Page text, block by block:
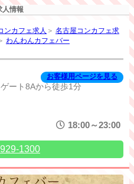
人情報
ンカフェ求人 ＞ 名古屋コンカフェ求
わんわんカフェバー
ゲート8Aから徒歩1分
お客様用ページを見る
18:00～23:00
1300